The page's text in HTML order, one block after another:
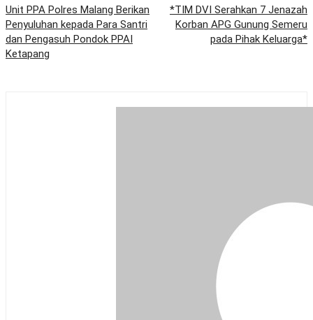
Unit PPA Polres Malang Berikan
Penyuluhan kepada Para Santri
dan Pengasuh Pondok PPAI
Ketapang
*TIM DVI Serahkan 7 Jenazah
Korban APG Gunung Semeru
pada Pihak Keluarga*